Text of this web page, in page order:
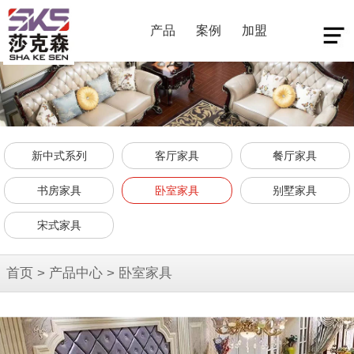
产品 案例 加盟
新中式系列 客厅家具 餐厅家具
书房家具 卧室家具 别墅家具
宋式家具
首页> 产品中心> 卧室家具